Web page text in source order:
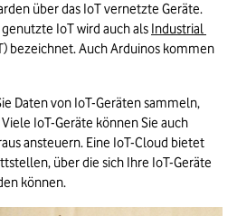
über das IoT vernetzte Geräte.
IoT wird auch als Industrial
bezeichnet. Auch Arduinos kommen
Daten von IoT-Geräten sammeln,
IoT-Geräte können Sie auch
ansteuern. Eine IoT-Cloud bietet
über die sich Ihre IoT-Geräte
können.